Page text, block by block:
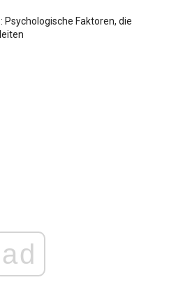
Psychologische Faktoren, die
ad